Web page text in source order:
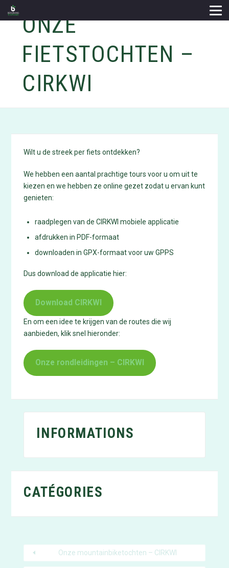
ONZE
FIETSTOCHTEN –
CIRKWI
Wilt u de streek per fiets ontdekken?
We hebben een aantal prachtige tours voor u om uit te
kiezen en we hebben ze online gezet zodat u ervan kunt
genieten:
raadplegen van de CIRKWI mobiele applicatie
afdrukken in PDF-formaat
downloaden in GPX-formaat voor uw GPPS
Dus download de applicatie hier:
Download CIRKWI
En om een idee te krijgen van de routes die wij
aanbieden, klik snel hieronder:
Onze rondleidingen – CIRKWI
INFORMATIONS
CATÉGORIES
Onze mountainbiketochten – CIRKWI